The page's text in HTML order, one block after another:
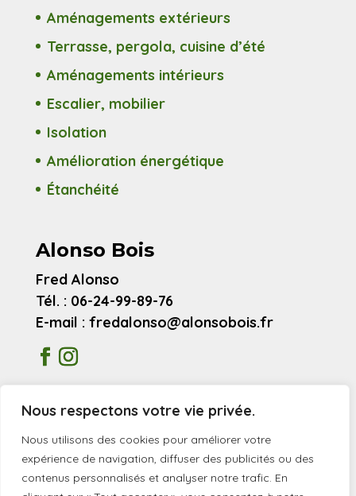
Nous respectons votre vie privée.
Nous utilisons des cookies pour améliorer votre
expérience de navigation, diffuser des publicités ou des
contenus personnalisés et analyser notre trafic. En
Aménagements extérieurs
Terrasse, pergola, cuisine d’été
Aménagements intérieurs
Escalier, mobilier
Isolation
Amélioration énergétique
Étanchéité
Alonso Bois
Fred Alonso
Tél. : 06-24-99-89-76
E-mail : fredalonso@alonsobois.fr
Mentions légales
Avis clients